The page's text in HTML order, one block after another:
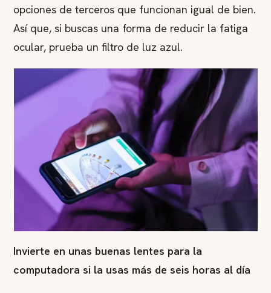
opciones de terceros que funcionan igual de bien.
Así que, si buscas una forma de reducir la fatiga
ocular, prueba un filtro de luz azul.
Invierte en unas buenas lentes para la
computadora si la usas más de seis horas al día